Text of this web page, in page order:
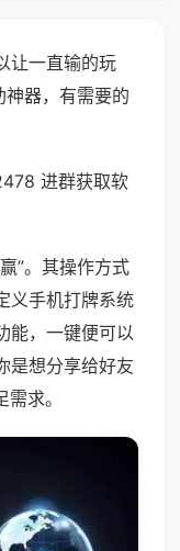
让一直输的玩
神器，有需要的
进群获取软
”。其操作方式
义手机打牌系统
能，一键便可以
是想分享给好友
求。